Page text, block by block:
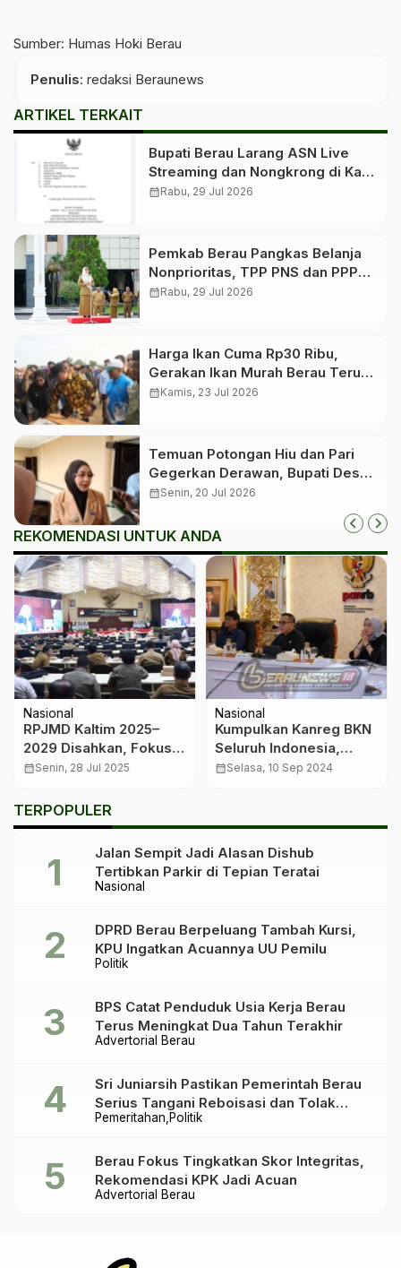
Sumber: Humas Hoki Berau
Penulis: redaksi Beraunews
ARTIKEL TERKAIT
Bupati Berau Larang ASN Live
Streaming dan Nongkrong di Kafe
Saat Jam Kerja
calendar_monthRabu, 29 Jul 2026
Pemkab Berau Pangkas Belanja
Nonprioritas, TPP PNS dan PPPK
Tetap Dibayar
calendar_monthRabu, 29 Jul 2026
Harga Ikan Cuma Rp30 Ribu,
Gerakan Ikan Murah Berau Terus
Digelar Bergilir di 13 Kecamatan
calendar_monthKamis, 23 Jul 2026
Temuan Potongan Hiu dan Pari
Gegerkan Derawan, Bupati Desak
Proses Hukum
calendar_monthSenin, 20 Jul 2026
REKOMENDASI UNTUK ANDA
Nasional
RPJMD Kaltim 2025–
2029 Disahkan, Fokus
ke Generasi Emas dan
calendar_monthSenin, 28 Jul 2025
Nasional
Kumpulkan Kanreg BKN
Seluruh Indonesia,
Menteri Anas: Pastikan
calendar_monthSelasa, 10 Sep 2024
TERPOPULER
Nasional
Jalan Sempit Jadi Alasan Dishub
Tertibkan Parkir di Tepian Teratai
Politik
DPRD Berau Berpeluang Tambah Kursi,
KPU Ingatkan Acuannya UU Pemilu
Advertorial Berau
BPS Catat Penduduk Usia Kerja Berau
Terus Meningkat Dua Tahun Terakhir
Pemeritahan Politik
Sri Juniarsih Pastikan Pemerintah Berau
Serius Tangani Reboisasi dan Tolak
Praktik Ilegal
Advertorial Berau
Berau Fokus Tingkatkan Skor Integritas,
Rekomendasi KPK Jadi Acuan